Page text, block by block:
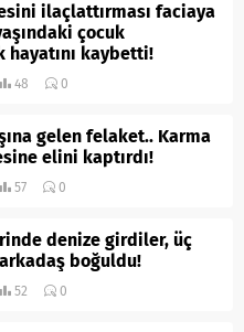
ilaçlattırması faciaya
çocuk
hayatını kaybetti!
48 0
gelen felaket.. Karma
elini kaptırdı!
57 0
denize girdiler, üç
boğuldu!
52 0